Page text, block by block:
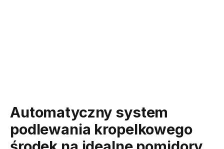
Automatyczny system
podlewania kropelkowego